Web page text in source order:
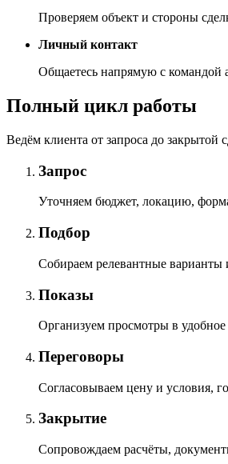
Проверяем объект и стороны
Личный контакт
Общаетесь напрямую с командой
Полный цикл работы
Ведём клиента от запроса до закрытой
Запрос
Уточняем бюджет, локацию,
Подбор
Собираем релевантные варианты
Показы
Организуем просмотры в
Переговоры
Согласовываем цену и условия,
Закрытие
Сопровождаем расчёты,